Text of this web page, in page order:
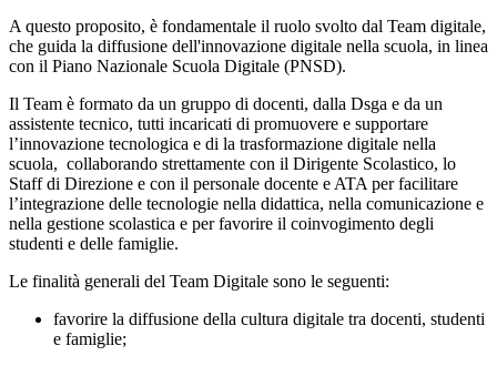
A questo proposito, è fondamentale il ruolo svolto dal Team digitale,
che guida la diffusione dell'innovazione digitale nella scuola, in linea
con il Piano Nazionale Scuola Digitale (PNSD).
Il Team è formato da un gruppo di docenti, dalla Dsga e da un
assistente tecnico, tutti incaricati di promuovere e supportare
l’innovazione tecnologica e di la trasformazione digitale nella
scuola, collaborando strettamente con il Dirigente Scolastico, lo
Staff di Direzione e con il personale docente e ATA per facilitare
l’integrazione delle tecnologie nella didattica, nella comunicazione e
nella gestione scolastica e per favorire il coinvogimento degli
studenti e delle famiglie.
Le finalità generali del Team Digitale sono le seguenti:
favorire la diffusione della cultura digitale tra docenti, studenti
e famiglie;